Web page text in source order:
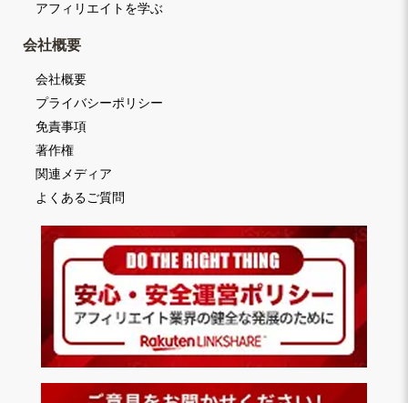
アフィリエイトを学ぶ
会社概要
会社概要
プライバシーポリシー
免責事項
著作権
関連メディア
よくあるご質問